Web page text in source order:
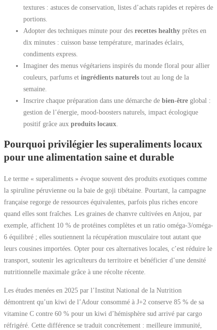
textures : astuces de conservation, listes d’achats rapides et repères de
portions.
Adopter des techniques minute pour des recettes healthy prêtes en
dix minutes : cuisson basse température, marinades éclairs,
condiments express.
Imaginer des menus végétariens inspirés du monde floral pour allier
couleurs, parfums et ingrédients naturels tout au long de la
semaine.
Inscrire chaque préparation dans une démarche de bien-être global :
gestion de l’énergie, mood-boosters naturels, impact écologique
positif grâce aux produits locaux
Pourquoi privilégier les superaliments locaux
pour une alimentation saine et durable
Le terme « superaliments » évoque souvent des produits exotiques comme
la spiruline péruvienne ou la baie de goji tibétaine. Pourtant, la campagne
française regorge de ressources équivalentes, parfois plus riches encore
quand elles sont fraîches. Les graines de chanvre cultivées en Anjou, par
exemple, affichent 10 % de protéines complètes et un ratio oméga-3/oméga-
6 équilibré ; elles soutiennent la récupération musculaire tout autant que
leurs cousines importées. Opter pour ces alternatives locales, c’est réduire le
transport, soutenir les agriculteurs du territoire et bénéficier d’une densité
nutritionnelle maximale grâce à une récolte récente.
Les études menées en 2025 par l’Institut National de la Nutrition
démontrent qu’un kiwi de l’Adour consommé à J+2 conserve 85 % de sa
vitamine C contre 60 % pour un kiwi d’hémisphère sud arrivé par cargo
réfrigéré. Cette différence se traduit concrètement : meilleure immunité,